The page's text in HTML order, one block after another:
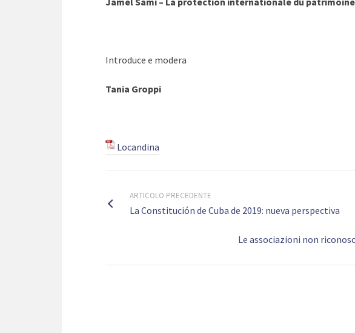
Introduce e modera
Tania Groppi
Locandina
ARTICOLO PRECEDENTE
La Constitución de Cuba de 2019: nueva perspectiva
Le associazioni non